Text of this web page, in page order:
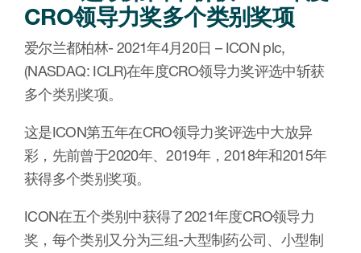
CRO领导力奖多个类别奖项
爱尔兰都柏林- 2021年4月20日 – ICON plc,
(NASDAQ: ICLR)在年度CRO领导力奖评选中斩获
多个类别奖项。
这是ICON第五年在CRO领导力奖评选中大放异
彩，先前曾于2020年、2019年，2018年和2015年
获得多个类别奖项。
ICON在五个类别中获得了2021年度CRO领导力
奖，每个类别又分为三组-大型制药公司、小型制